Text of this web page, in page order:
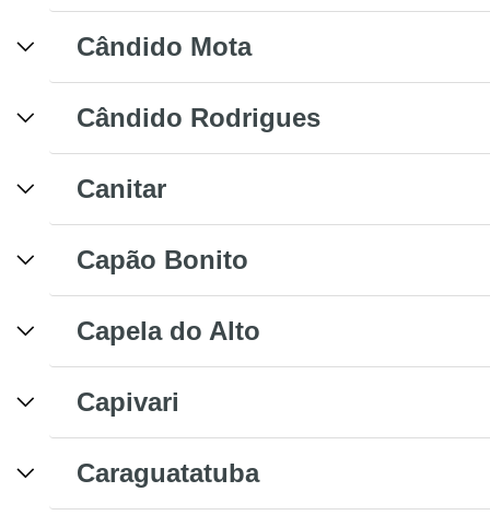
Cândido Mota
Cândido Rodrigues
Canitar
Capão Bonito
Capela do Alto
Capivari
Caraguatatuba